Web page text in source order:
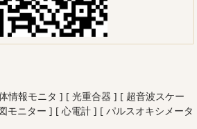
情報モニタ ] [ 光重合器 ] [ 超音波スケー
モニター ] [ 心電計 ] [ パルスオキシメータ